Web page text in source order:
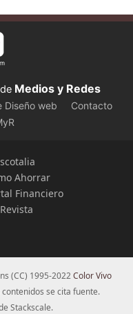
Medios y Redes
Diseño web
Contacto
Ahorrar
Financiero
(CC) 1995-2022Color Vivo
se cita fuente.
Stackscale.